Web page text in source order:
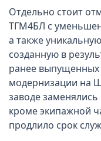
Отдельно стоит
ТГМ4БЛ с
а также
созданную в
ранее выпущенных
модернизации на
заводе
кроме экипажной
продлило срок